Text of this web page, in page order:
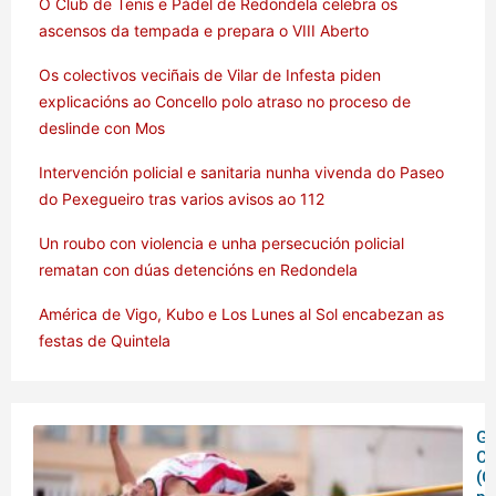
O Club de Tenis e Pádel de Redondela celebra os
ascensos da tempada e prepara o VIII Aberto
Os colectivos veciñais de Vilar de Infesta piden
explicacións ao Concello polo atraso no proceso de
deslinde con Mos
Intervención policial e sanitaria nunha vivenda do Paseo
do Pexegueiro tras varios avisos ao 112
Un roubo con violencia e unha persecución policial
rematan con dúas detencións en Redondela
América de Vigo, Kubo e Los Lunes al Sol encabezan as
festas de Quintela